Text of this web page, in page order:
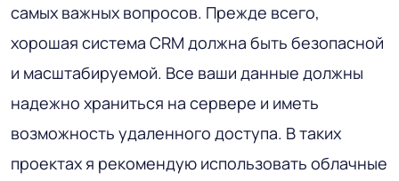
самых важных вопросов. Прежде всего,
хорошая система CRM должна быть безопасной
и масштабируемой. Все ваши данные должны
надежно храниться на сервере и иметь
возможность удаленного доступа. В таких
проектах я рекомендую использовать облачные